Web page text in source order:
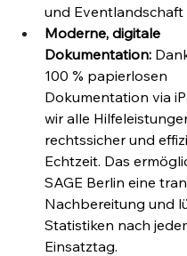
und
Moderne, digitale
Dokumentation:
100 % papierlosen
Dokumentation via
wir alle
rechtssicher und
Echtzeit. Das
SAGE Berlin eine
Nachbereitung und
Statistiken nach
Einsatztag.